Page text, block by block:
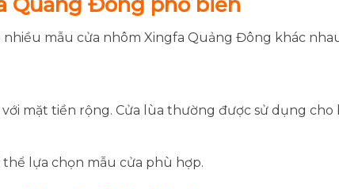
mẫu cửa nhôm Xingfa Quảng Đông khác
mặt tiền rộng. Cửa lùa thường được sử dụng cho
lựa chọn mẫu cửa phù hợp.